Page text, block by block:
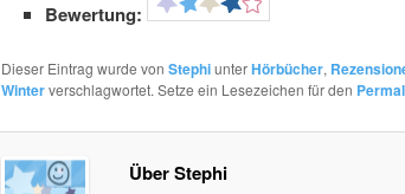
Bewertung:
Dieser Eintrag wurde von StephiunterHörbücher,
Winterverschlagwortet. Setze ein Lesezeichen für den
Über Stephi